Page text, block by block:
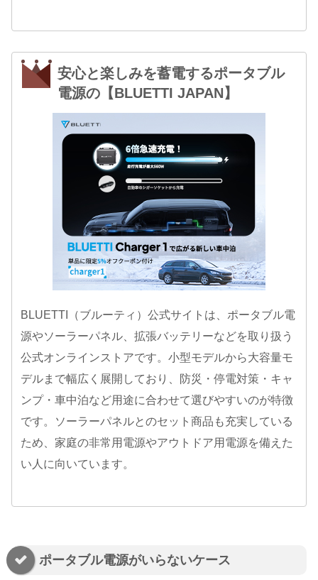
安心と楽しみを蓄電するポータブル
電源の【BLUETTI JAPAN】
BLUETTI（ブルーティ）公式サイトは、ポータブル電
源やソーラーパネル、拡張バッテリーなどを取り扱う
公式オンラインストアです。小型モデルから大容量モ
デルまで幅広く展開しており、防災・停電対策・キャ
ンプ・車中泊など用途に合わせて選びやすいのが特徴
です。ソーラーパネルとのセット商品も充実している
ため、家庭の非常用電源やアウトドア用電源を備えた
い人に向いています。
ポータブル電源がいらないケース